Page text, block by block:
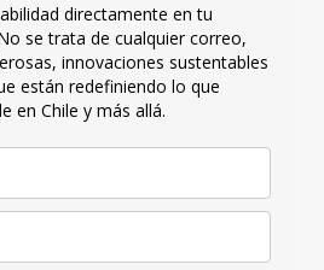
directamente en tu
se trata de cualquier correo,
innovaciones sustentables
están redefiniendo lo que
en Chile y más allá.